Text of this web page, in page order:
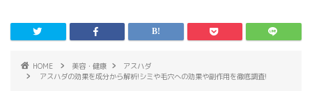
HOME 美容・健康
アスハダ
アスハダの効果を成分から解析!シミや毛穴への効果や副作用を徹底調査!